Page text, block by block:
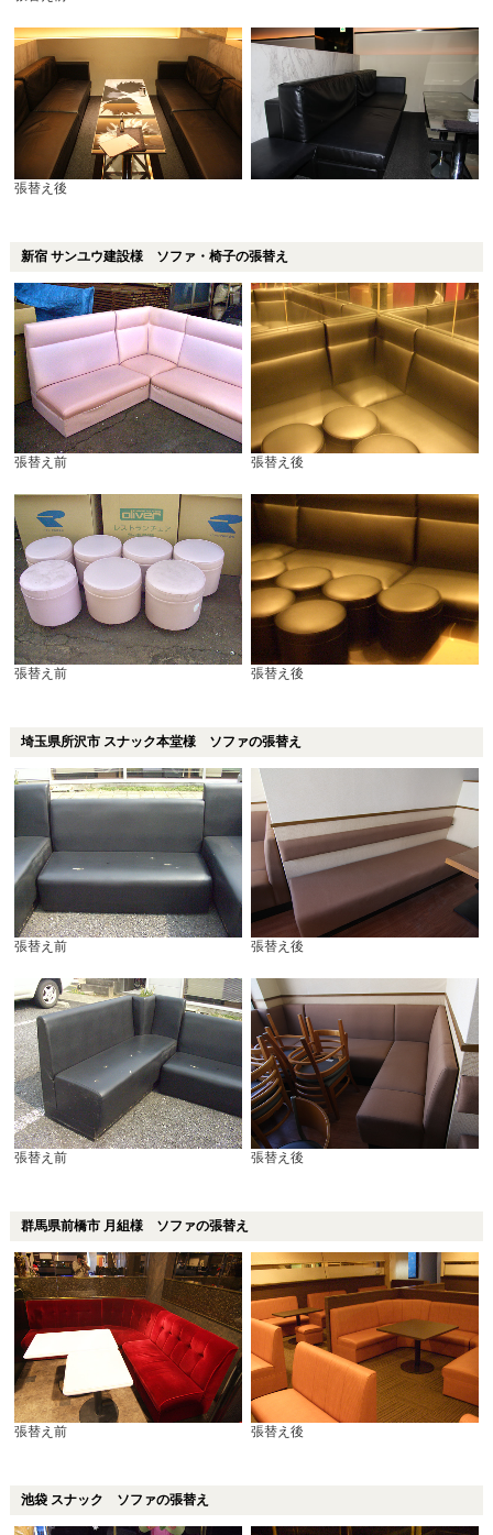
張替え後
新宿 サンユウ建設様 ソファ・椅子の張替え
張替え前 張替え後
張替え前 張替え後
埼玉県所沢市 スナック本堂様 ソファの張替え
張替え前 張替え後
張替え前 張替え後
群馬県前橋市 月組様 ソファの張替え
張替え前 張替え後
池袋 スナック ソファの張替え